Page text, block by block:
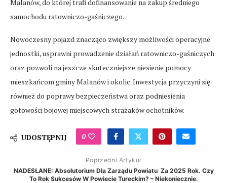
Malanów, do której trafi dofinansowanie na zakup średniego
samochodu ratowniczo-gaśniczego.
Nowoczesny pojazd znacząco zwiększy możliwości operacyjne
jednostki, usprawni prowadzenie działań ratowniczo-gaśniczych
oraz pozwoli na jeszcze skuteczniejsze niesienie pomocy
mieszkańcom gminy Malanów i okolic. Inwestycja przyczyni się
również do poprawy bezpieczeństwa oraz podniesienia
gotowości bojowej miejscowych strażaków ochotników.
UDOSTĘPNIJ 0
Poprzedni Artykuł
NADESŁANE: Absolutorium Dla Zarządu Powiatu Za 2025 Rok. Czy
To Rok Sukcesów W Powiecie Tureckim? – Niekoniecznie.